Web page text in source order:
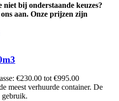
niet bij onderstaande keuzes?
aan. Onze prijzen zijn
€230.00 tot €995.00
meest verhuurde container. De
gebruik.